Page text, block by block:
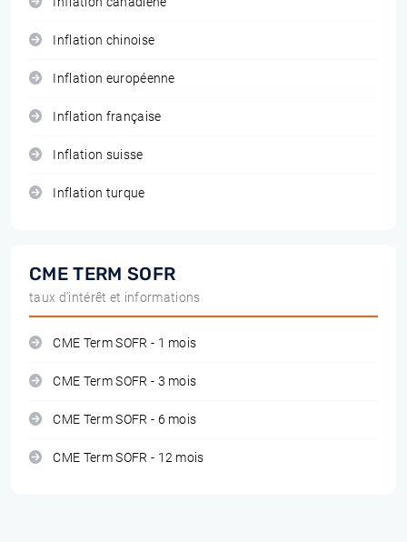
Inflation chinoise
Inflation européenne
Inflation française
Inflation suisse
Inflation turque
CME TERM SOFR
taux d'intérêt et informations
CME Term SOFR - 1 mois
CME Term SOFR - 3 mois
CME Term SOFR - 6 mois
CME Term SOFR - 12 mois